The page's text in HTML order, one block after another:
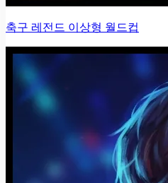
축구 레전드 이상형 월드컵